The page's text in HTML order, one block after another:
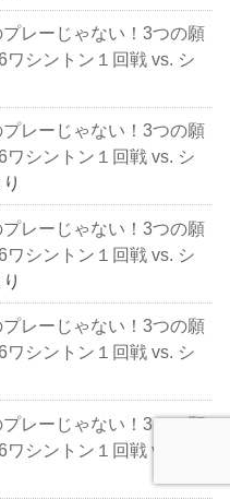
プレーじゃない！3つの願
シントン１回戦 vs. シ
プレーじゃない！3つの願
シントン１回戦 vs. シ
プレーじゃない！3つの願
シントン１回戦 vs. シ
プレーじゃない！3つの願
シントン１回戦 vs. シ
プレーじゃない！3つの願
シントン１回戦 vs. シ